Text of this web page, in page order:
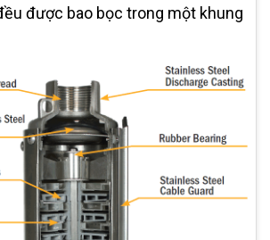
được bao bọc trong một khung